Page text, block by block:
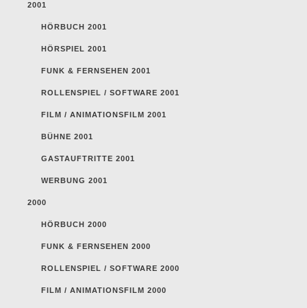
2001
HÖRBUCH 2001
HÖRSPIEL 2001
FUNK & FERNSEHEN 2001
ROLLENSPIEL / SOFTWARE 2001
FILM / ANIMATIONSFILM 2001
BÜHNE 2001
GASTAUFTRITTE 2001
WERBUNG 2001
2000
HÖRBUCH 2000
FUNK & FERNSEHEN 2000
ROLLENSPIEL / SOFTWARE 2000
FILM / ANIMATIONSFILM 2000